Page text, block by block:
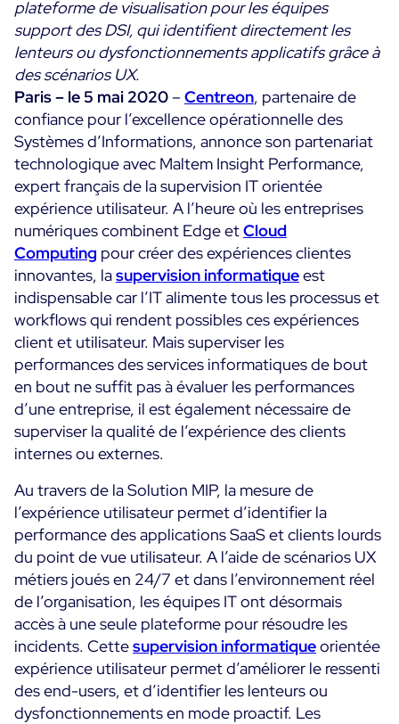
Convergence IT & OT
Observabilité
Performance Web
Supervision des Conteneurs
Supervision du Cloud
Supervision réseau
Tous
Témoignages Clients
MSP
Logistique & Commerce
Santé
Education
Public
Toutes
Technologies
AWS
Cisco Meraki
Google Cloud Platform
Kubernetes
Microsoft 365
Microsoft Azure
All
POURQUOI CENTREON
Notre vision
Bénéfices
Démo Produit
Essai gratuit Centreon Infra Monitoring
Partenaires
Programme ON-Partner
Programme Partenaires MSP
Services
Customer Care
Formation
Communauté
The Watch
Github
Open Source
RESSOURCES
Choisir une solution de supervision open source ou
payante selon le critère du TCO
Supervision au-delà de l’IT : un guide de survie pour
la convergence IT/OT
plateforme de visualisation pour les équipes
support des DSI, qui identifient directement les
lenteurs ou dysfonctionnements applicatifs grâce à
des scénarios UX.
Paris – le 5 mai 2020 – Centreon, partenaire de
confiance pour l’excellence opérationnelle des
Systèmes d’Informations, annonce son partenariat
technologique avec Maltem Insight Performance,
expert français de la supervision IT orientée
expérience utilisateur. A l’heure où les entreprises
numériques combinent Edge etCloud
Computing pour créer des expériences clientes
innovantes, lasupervision informatiqueest
indispensable car l’IT alimente tous les processus et
workflows qui rendent possibles ces expériences
client et utilisateur. Mais superviser les
performances des services informatiques de bout
en bout ne suffit pas à évaluer les performances
d’une entreprise, il est également nécessaire de
superviser la qualité de l’expérience des clients
internes ou externes.
Au travers de la Solution MIP, la mesure de
l’expérience utilisateur permet d’identifier la
performance des applications SaaS et clients lourds
du point de vue utilisateur. A l’aide de scénarios UX
métiers joués en 24/7 et dans l’environnement réel
de l’organisation, les équipes IT ont désormais
accès à une seule plateforme pour résoudre les
incidents. Cettesupervision informatiqueorientée
expérience utilisateur permet d’améliorer le ressenti
des end-users, et d’identifier les lenteurs ou
dysfonctionnements en mode proactif. Les